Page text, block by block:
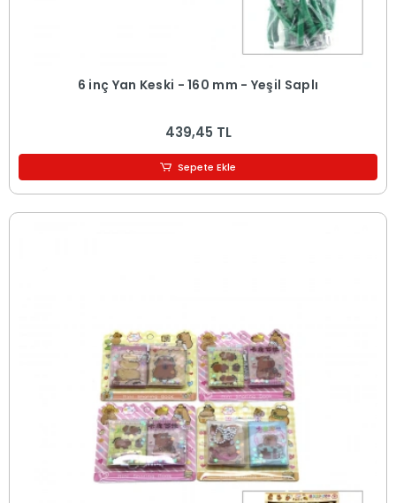
6 inç Yan Keski - 160 mm - Yeşil Saplı
439,45 TL
Sepete Ekle